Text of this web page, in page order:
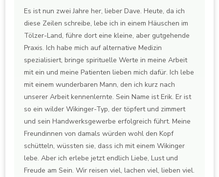
Es ist nun zwei Jahre her, lieber Dave. Heute, da ich
diese Zeilen schreibe, lebe ich in einem Häuschen im
Tölzer-Land, führe dort eine kleine, aber gutgehende
Praxis. Ich habe mich auf alternative Medizin
spezialisiert, bringe spirituelle Werte in meine Arbeit
mit ein und meine Patienten lieben mich dafür. Ich lebe
mit einem wunderbaren Mann, den ich kurz nach
unserer Arbeit kennenlernte. Sein Name ist Erik. Er ist
so ein wilder Wikinger-Typ, der töpfert und zimmert
und sein Handwerksgewerbe erfolgreich führt. Meine
Freundinnen von damals würden wohl den Kopf
schütteln, wüssten sie, dass ich mit einem Wikinger
lebe. Aber ich erlebe jetzt endlich Liebe, Lust und
Freude am Sein. Wir reisen viel, lachen viel, lieben viel.